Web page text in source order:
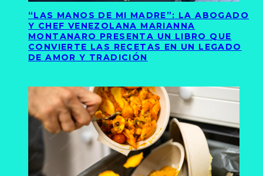
“LAS MANOS DE MI MADRE”: LA ABOGADO
Y CHEF VENEZOLANA MARIANNA
MONTANARO PRESENTA UN LIBRO QUE
CONVIERTE LAS RECETAS EN UN LEGADO
DE AMOR Y TRADICIÓN